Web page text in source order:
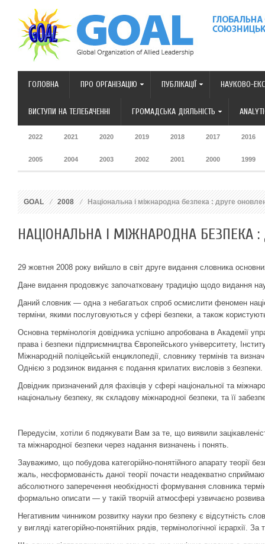
ГОЛОВНА ПРО ОРГАНІЗАЦІЮ ПУБЛІКАЦІЇ НАУКОВО-
ВИСТУПИ НА ТЕЛЕБАЧЕННІ ГРОМАДСЬКА ДІЯЛЬНІСТЬ
2022 2021 2020 2019 2018 2017 2016
2005 2004 2003 2002 2001 2000 1999
GOAL 2008 Національна і міжнародна безпека : друге
НАЦІОНАЛЬНА І МІЖНАРОДНА БЕЗПЕКА
29 жовтня 2008 року вийшло в світ друге видання словника
Дане видання продовжує започатковану традицію щодо видання
Даний словник — одна з небагатьох спроб осмислити феномен
терміни, якими послуговуються у сфері безпеки, а також
Основна термінологія довідника успішно апробована в Академії
права і безпеки підприємництва Європейського університету,
Міжнародній поліцейській енциклопедії, словнику термінів та
Однією з родзинок видання є подання крилатих висловів з безпеки.
Довідник призначений для фахівців у сфері національної та
національну безпеку, як складову міжнародної безпеки, та її
Передусім, хотіли б подякувати Вам за те, що виявили
та міжнародної безпеки через надання визначень і понять.
Зауважимо, що побудова категорійно-понятійного апарату теорії
жаль, несформованість даної теорії почасти неадекватно
абсолютного заперечення необхідності формування словника
формально описати — у такій творчій атмосфері узвичаєно
Негативним чинником розвитку науки про безпеку є відсутність
у вигляді категорійно-понятійних рядів, термінологічної